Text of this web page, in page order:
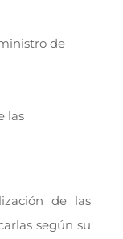
de
las
de las
según su